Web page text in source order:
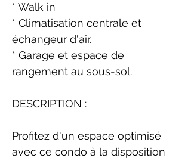
* Walk in
* Climatisation centrale et
échangeur d'air.
* Garage et espace de
rangement au sous-sol.
DESCRIPTION :
Profitez d'un espace optimisé
avec ce condo à la disposition